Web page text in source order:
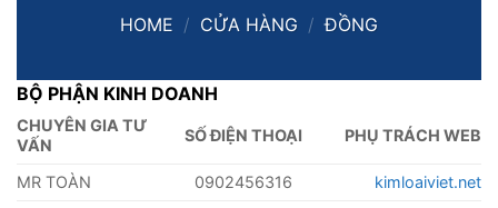
HOME / CỬA HÀNG / ĐỒNG
BỘ PHẬN KINH DOANH
CHUYÊN GIA TƯ
VẤN
SỐ ĐIỆN THOẠI PHỤ TRÁCH WEB
MR TOÀN 0902456316
kimloaiviet.net